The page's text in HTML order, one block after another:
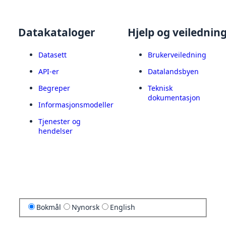
Datakataloger
Datasett
API-er
Begreper
Informasjonsmodeller
Tjenester og
hendelser
Hjelp og
Brukerveiledning
Datalandsbyen
Teknisk
dokumentasjon
Bokmål Nynorsk English